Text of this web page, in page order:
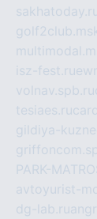
isz-fest.ru
volnav.spb.ru
tesiaes.ru
gildiya-
PARK-
avtoyurist-
dg-lab.ru